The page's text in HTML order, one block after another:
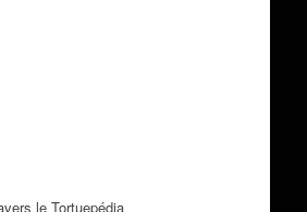
le Tortuepédia